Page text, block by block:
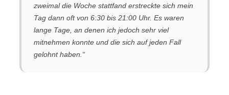
zweimal die Woche stattfand erstreckte sich mein
Tag dann oft von 6:30 bis 21:00 Uhr. Es waren
lange Tage, an denen ich jedoch sehr viel
mitnehmen konnte und die sich auf jeden Fall
gelohnt haben.“